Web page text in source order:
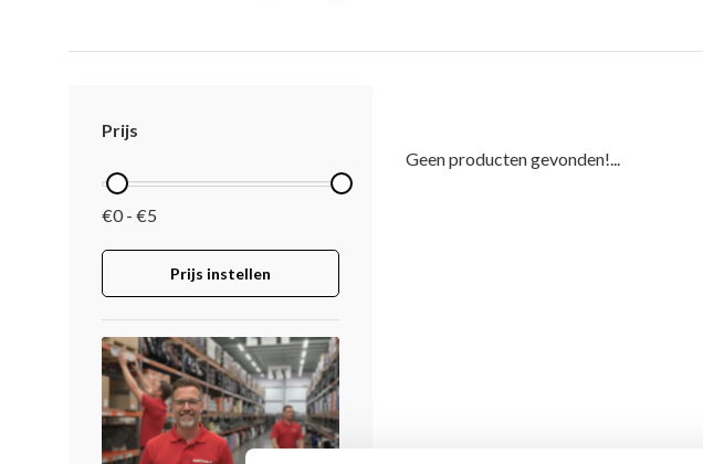
Prijs
€0 - €5
Prijs instellen
Geen producten gevonden!...